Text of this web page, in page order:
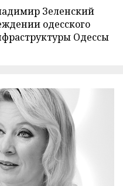
Зеленский
одесского
Одессы